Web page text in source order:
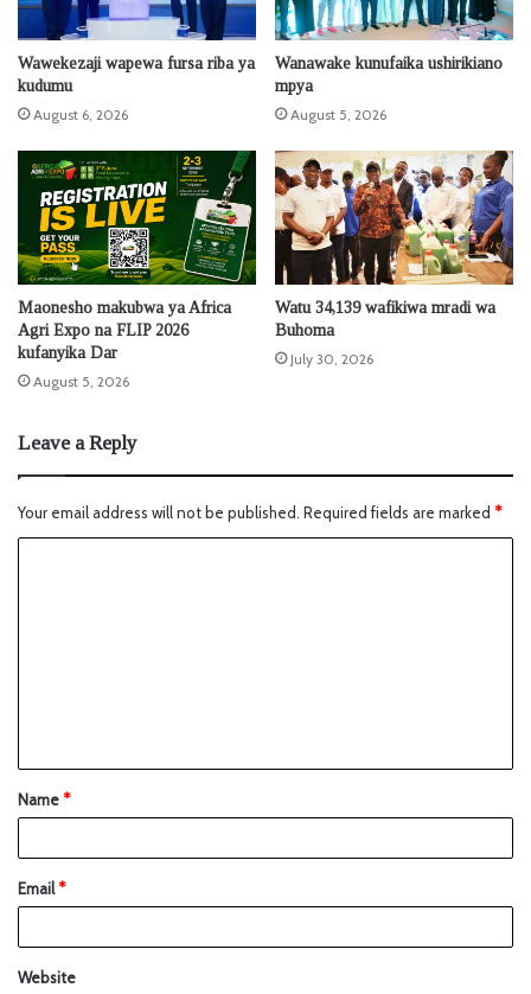
Wawekezaji wapewa fursa riba ya
kudumu
August 6, 2026
Wanawake kunufaika ushirikiano
mpya
August 5, 2026
Maonesho makubwa ya Africa
Agri Expo na FLIP 2026
kufanyika Dar
August 5, 2026
Watu 34,139 wafikiwa mradi wa
Buhoma
July 30, 2026
Leave a Reply
Your email address will not be published. Required fields are marked *
Name*
Email*
Website